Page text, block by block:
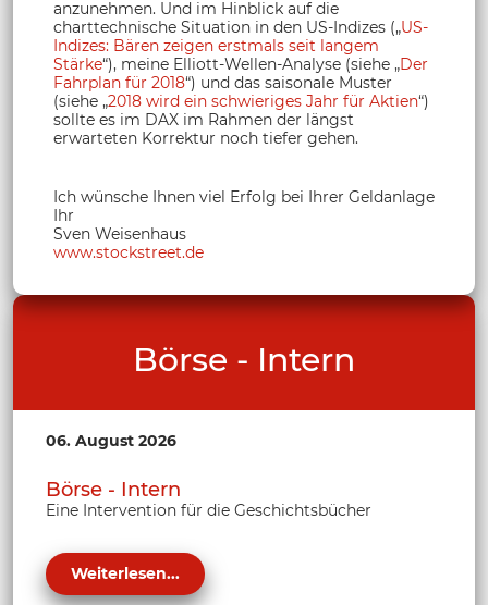
anzunehmen. Und im Hinblick auf die
charttechnische Situation in den US-Indizes („US-
Indizes: Bären zeigen erstmals seit langem
Stärke“), meine Elliott-Wellen-Analyse (siehe „Der
Fahrplan für 2018“) und das saisonale Muster
(siehe „2018 wird ein schwieriges Jahr für Aktien“)
sollte es im DAX im Rahmen der längst
erwarteten Korrektur noch tiefer gehen.
Ich wünsche Ihnen viel Erfolg bei Ihrer Geldanlage
Ihr
Sven Weisenhaus
www.stockstreet.de
Börse - Intern
06. August 2026
Börse - Intern
Eine Intervention für die Geschichtsbücher
Weiterlesen...